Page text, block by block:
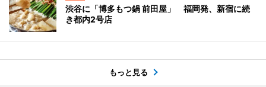
渋谷に「博多もつ鍋 前田屋」 福岡発、新宿に続
き都内2号店
もっと見る